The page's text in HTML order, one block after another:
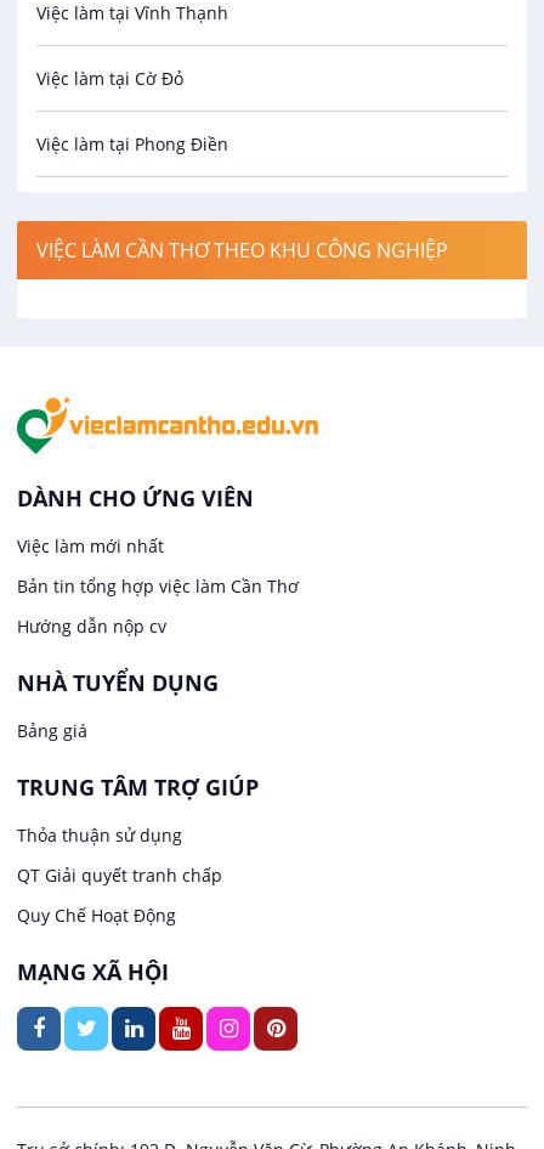
Cơ khí
Công nghệ sinh học
Công nghệ thực phẩm
Điện / Điện tử / Điện lạnh
Hàng hải / Hàng không
In ấn / Xuất bản
Kế toán
Lái xe
Lao Động Phổ Thông
Lễ tân
May mặc
Ngân hàng
Nhà hàng / Khách sạn
Thủy Sản
Việc làm tại Vĩnh Thạnh
Việc làm tại Cờ Đỏ
Việc làm tại Phong Điền
Việc làm tại Cái Khế
Việc làm tại An Bình
Việc làm tại Long Tuyền
Việc làm tại Hưng Phú
Việc làm tại Phước Thới
Việc làm tại Thới Long
Việc làm tại Trung Nhất
Việc làm tại Thuận Hưng
Việc làm tại Vị Thanh
VIỆC LÀM CẦN THƠ THEO KHU CÔNG NGHIỆP
DÀNH CHO ỨNG VIÊN
Việc làm mới nhất
Bản tin tổng hợp việc làm Cần Thơ
Hướng dẫn nộp cv
NHÀ TUYỂN DỤNG
Bảng giá
TRUNG TÂM TRỢ GIÚP
Thỏa thuận sử dụng
QT Giải quyết tranh chấp
Quy Chế Hoạt Động
MẠNG XÃ HỘI